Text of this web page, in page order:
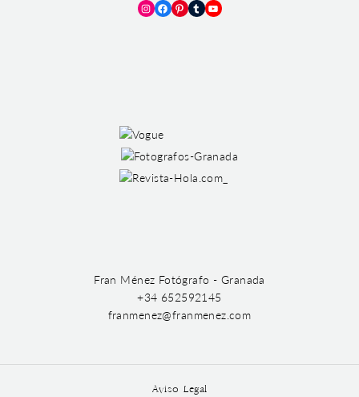
Instagram
Facebook
Pinterest
TumblrYouTube
Fran Ménez Fotógrafo - Granada
+34 652592145
franmenez@franmenez.com
Aviso Legal